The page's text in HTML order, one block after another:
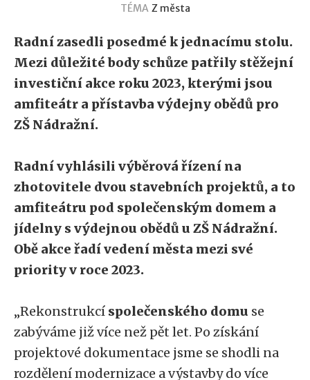
TÉMA Z města
Radní zasedli posedmé k jednacímu stolu.
Mezi důležité body schůze patřily stěžejní
investiční akce roku 2023, kterými jsou
amfiteátr a přístavba výdejny obědů pro
ZŠ Nádražní.
Radní vyhlásili výběrová řízení na
zhotovitele dvou stavebních projektů, a to
amfiteátru pod společenským domem a
jídelny s výdejnou obědů u ZŠ Nádražní.
Obě akce řadí vedení města mezi své
priority v roce 2023.
„Rekonstrukcí společenského domu se
zabýváme již více než pět let. Po získání
projektové dokumentace jsme se shodli na
rozdělení modernizace a výstavby do více